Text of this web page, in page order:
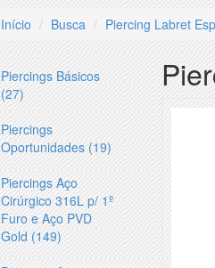
Início Busca Piercing Labret
Piercings Básicos
(27)
Piercings
Oportunidades (19)
Piercings Aço
Cirúrgico 316L p/ 1º
Furo e Aço PVD
Gold (149)